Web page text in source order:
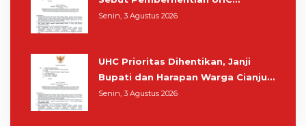
Prioritas Rampas Hak Hidup
Senin, 3 Agustus 2026
UHC Prioritas Dihentikan, Janji
Bupati dan Harapan Warga Cianjur
Berobat Gratis Cukup Tunjukkan
Senin, 3 Agustus 2026